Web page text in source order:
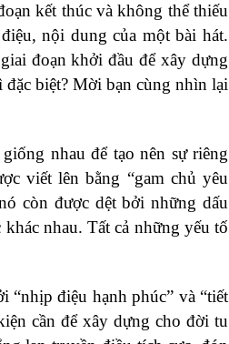
kết thúc và không thể thiếu
nội dung của một bài hát.
đoạn khởi đầu để xây dựng
biệt? Mời bạn cùng nhìn lại
nhau để tạo nên sự riêng
viết lên bằng “gam chủ yêu
còn được dệt bởi những dấu
nhau. Tất cả những yếu tố
“nhịp điệu hạnh phúc” và “tiết
cần để xây dựng cho đời tu